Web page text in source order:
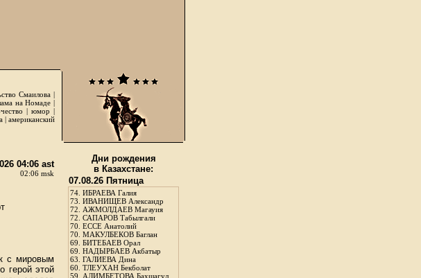
Смаилова|
на Номаде |
| юмор |
|американский
04:06 ast
02:06 msk
с мировым
герой этой
Дни рождения
в Казахстане:
07.08.26 Пятница
74. ИБРАЕВА Галия
73. ИВАНИЩЕВ Александр
72. АЖМОЛДАЕВ Магауия
72. САПАРОВ Табылгали
70. ЕССЕ Анатолий
70. МАКУЛБЕКОВ Баглан
69. БИТЕБАЕВ Орал
69. НАДЫРБАЕВ Акбатыр
63. ГАЛИЕВА Дина
60. ТЛЕУХАН Бекболат
59. АЛИМБЕТОВА Бахшагул